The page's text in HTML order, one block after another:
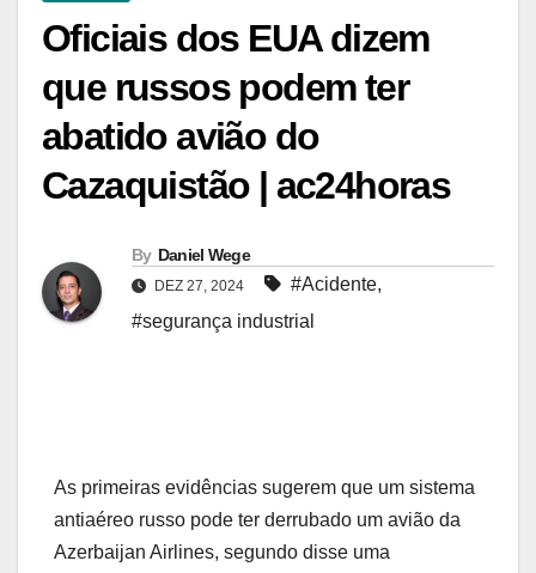
Oficiais dos EUA dizem
que russos podem ter
abatido avião do
Cazaquistão | ac24horas
By Daniel Wege
DEZ 27, 2024 #Acidente,
#segurança industrial
As primeiras evidências sugerem que um sistema
antiaéreo russo pode ter derrubado um avião da
Azerbaijan Airlines, segundo disse uma